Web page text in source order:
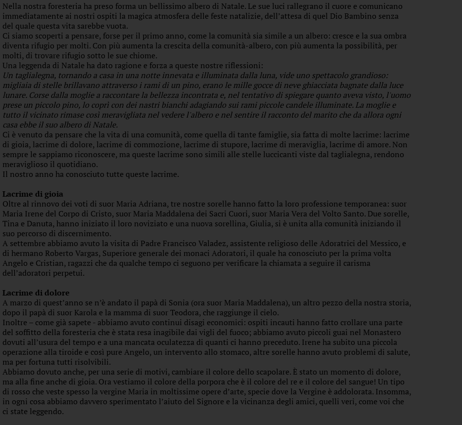
Nella nostra foresteria ha preso forma un bellissimo albero di Natale. Le sue luci rallegrano il cuore e comunicano
immediatamente ai nostri ospiti la magica atmosfera delle feste natalizie, dell’attesa di quel Dio Bambino senza
del quale questa vita sarebbe vuota.
Ci siamo scoperti a pensare, forse per il primo anno, come la comunità sia simile a un albero: cresce e la sua ombra
diventa rifugio per molti. Con più aumenta la crescita della comunità-albero, con più aumenta la possibilità, per
molti, di trovare rifugio sotto le sue chiome.
Una leggenda di Natale ha dato ragione e forza a queste nostre riflessioni:
Un taglialegna, tornando a casa in una notte innevata e illuminata dalla luna, vide uno spettacolo grandioso:
migliaia di stelle brillavano attraverso i rami di un pino, erano le mille gocce di neve ghiacciata bagnate dalla luce
lunare. Corse dalla moglie a raccontare la bellezza incontrata e, nel tentativo di spiegare quanto aveva visto, l'uomo
prese un piccolo pino, lo coprì con dei nastri bianchi adagiando sui rami piccole candele illuminate. La moglie e
tutto il vicinato rimase così meravigliata nel vedere l'albero e nel sentire il racconto del marito che da allora ogni
casa ebbe il suo albero di Natale.
Ci è venuto da pensare che la vita di una comunità, come quella di tante famiglie, sia fatta di molte lacrime: lacrime
di gioia, lacrime di dolore, lacrime di commozione, lacrime di stupore, lacrime di meraviglia, lacrime di amore. Non
sempre le sappiamo riconoscere, ma queste lacrime sono simili alle stelle luccicanti viste dal taglialegna, rendono
meraviglioso il quotidiano.
Il nostro anno ha conosciuto tutte queste lacrime.
Lacrime di gioia
Oltre al rinnovo dei voti di suor Maria Adriana, tre nostre sorelle hanno fatto la loro professione temporanea: suor
Maria Irene del Corpo di Cristo, suor Maria Maddalena dei Sacri Cuori, suor Maria Vera del Volto Santo. Due sorelle,
Tina e Danuta, hanno iniziato il loro noviziato e una nuova sorellina, Giulia, si è unita alla comunità iniziando il
suo percorso di discernimento.
A settembre abbiamo avuto la visita di Padre Francisco Valadez, assistente religioso delle Adoratrici del Messico, e
di hermano Roberto Vargas, Superiore generale dei monaci Adoratori, il quale ha conosciuto per la prima volta
Angelo e Cristian, ragazzi che da qualche tempo ci seguono per verificare la chiamata a seguire il carisma
dell’adoratori perpetui.
Lacrime di dolore
A marzo di quest’anno se n’è andato il papà di Sonia (ora suor Maria Maddalena), un altro pezzo della nostra storia,
dopo il papà di suor Karola e la mamma di suor Teodora, che raggiunge il cielo.
Inoltre – come già sapete - abbiamo avuto continui disagi economici: ospiti incauti hanno fatto crollare una parte
del soffitto della foresteria che è stata resa inagibile dai vigli del fuoco; abbiamo avuto piccoli guai nel Monastero
dovuti all’usura del tempo e a una mancata oculatezza di quanti ci hanno preceduto. Irene ha subito una piccola
operazione alla tiroide e così pure Angelo, un intervento allo stomaco, altre sorelle hanno avuto problemi di salute,
ma per fortuna tutti risolvibili.
Abbiamo dovuto anche, per una serie di motivi, cambiare il colore dello scapolare. È stato un momento di dolore,
ma alla fine anche di gioia. Ora vestiamo il colore della porpora che è il colore del re e il colore del sangue! Un tipo
di rosso che veste spesso la vergine Maria in moltissime opere d’arte, specie dove la Vergine è addolorata. Insomma,
in ogni cosa abbiamo davvero sperimentato l’aiuto del Signore e la vicinanza degli amici, quelli veri, come voi che
ci state leggendo.